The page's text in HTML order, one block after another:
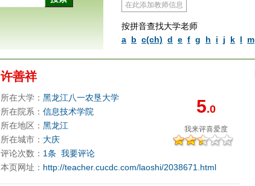
在此添加教师信息
按拼音查找大学老师
a b c(ch) d e f g h i j k l m
许善祥
5.0
我来评喜爱度
所在大学： 黑龙江八一农垦大学
所在院系： 信息技术学院
所在地区： 黑龙江
所在城市： 大庆
评论次数： 1条 我要评论
本页网址： http://teacher.cucdc.com/laoshi/2038671.html